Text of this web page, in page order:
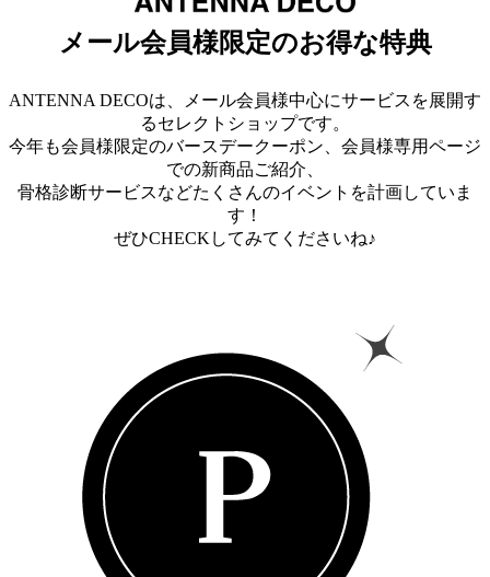
メール会員様限定のお得な特典
ANTENNA DECOは、メール会員様中心にサービスを展開す
るセレクトショップです。
今年も会員様限定のバースデークーポン、会員様専用ページ
での新商品ご紹介、
骨格診断サービスなどたくさんのイベントを計画していま
す！
ぜひCHECKしてみてくださいね♪